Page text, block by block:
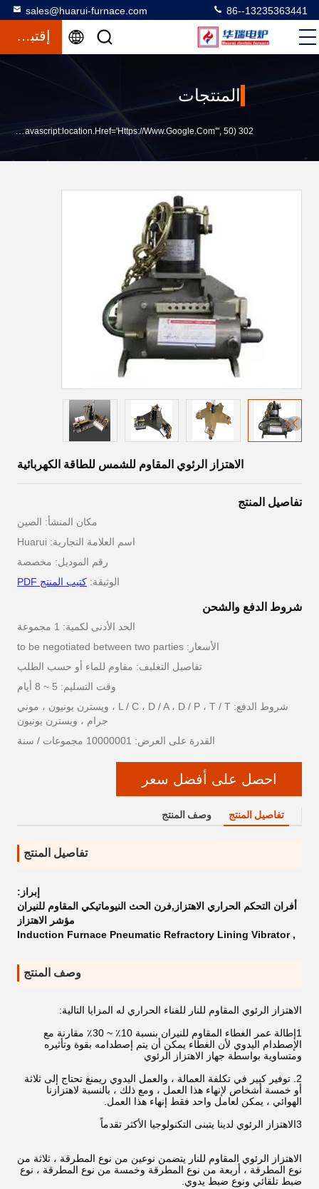
sales@huarui-furnace.com 86--13235363441
إقتباس
المنتجات
الاهتزاز الرئوي المقاوم للشمس للطاقة الكهربائية
تفاصيل المنتج
مكان المنشأ: الصين
اسم العلامة التجارية: Huarui
رقم الموديل: مخصصة
الوثيقة: كتيب المنتج PDF
شروط الدفع والشحن
الحد الأدنى لكمية: 1 مجموعة
الأسعار: to be negotiated between two parties
تفاصيل التغليف: مقاوم للماء أو حسب الطلب
وقت التسليم: 5 ~ 8 أيام
شروط الدفع: L / C ، D / A ، D / P ، T / T ، ويسترن يونيون ، موني
جرام ، ويسترن يونيون
القدرة على العرض: 10000001 مجموعات / سنة
احصل على أفضل سعر
تفاصيل المنتج وصف المنتج
تفاصيل المنتج
إبراز:
أفران التحكم الحراري الاهتزاز,فرن الحث النيوماتيكي المقاوم للنيران
مؤشر الاهتزاز
,
Induction Furnace Pneumatic Refractory Lining Vibrator
وصف المنتج
الاهتزاز الرئوي المقاوم للنار للفناء الحراري له المزايا التالية:
1إطالة عمر الغطاء المقاوم للنيران بنسبة 10٪ ~ 30٪ مقارنة مع
الإصطدام اليدوي لأن الغطاء يمكن أن يتم إصطدامه بقوة وتأثيره
ومتساوية بواسطة جهاز الاهتزاز الرئوي
2. توفير كبير في تكلفة العمالة ، والعمل اليدوي ريمنغ تحتاج إلى ثلاثة
أو خمسة أشخاص لإنهاء هذا العمل ، ومع ذلك ، بالنسبة لاهتزازنا
الهوائي ، يمكن لعامل واحد فقط إنهاء هذا العمل.
3الاهتزاز الرئوي لدينا يتبنى التكنولوجيا الأكثر تقدماً
الاهتزاز الرئوي المقاوم للنار يتضمن نوعين من نوع المطرقة ، ثلاثة من
نوع المطرقة ، أربعة من نوع المطرقة وخمسة من نوع المطرقة ، نوع
ضبط تلقائي ونوع ضبط يدوي.